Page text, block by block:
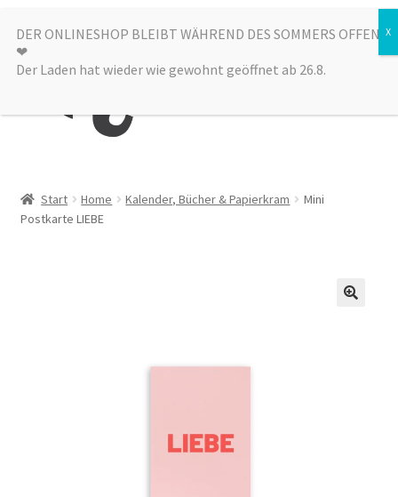
Zur
Navigation
springen
Zum
Inhalt
springen
Menü
Alle Produkte
Start Home Kalender, Bücher & Papierkram
Mini
Postkarte LIEBE
DER ONLINESHOP BLEIBT WÄHREND DES SOMMERS OFFEN
❤︎
Der Laden hat wieder wie gewohnt geöffnet ab 26.8.